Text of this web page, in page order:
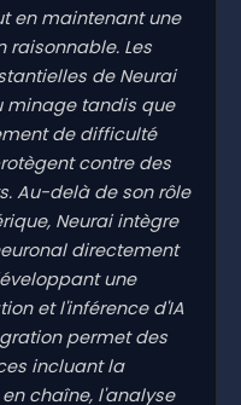
en maintenant une
Les
de Neurai
minage tandis que
de difficulté
contre des
Au-delà de son rôle
Neurai intègre
directement
une
et l'inférence d'IA
permet des
incluant la
chaîne, l'analyse